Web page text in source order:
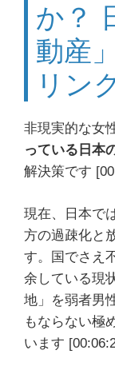
か？
動産
リン
非現実的な女
っている日本
解決策です
現在、日本で
方の過疎化と
す。国でさえ
余している現
地」を弱者男
もならない極
います